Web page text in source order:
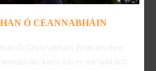
Ó CEANNABHÁIN
Ó Ceannabháin Beim irischen
kann ich es mir wirklich